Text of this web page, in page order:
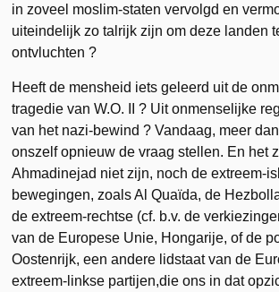
in zoveel moslim-staten vervolgd en
uiteindelijk zo talrijk zijn om deze landen
ontvluchten ?
Heeft de mensheid iets geleerd uit de
tragedie van W.O. II ? Uit onmenselijke
van het nazi-bewind ? Vandaag, meer
onszelf opnieuw de vraag stellen. En het
Ahmadinejad niet zijn, noch de extreem-
bewegingen, zoals Al Quaïda, de
de extreem-rechtse (cf. b.v. de
van de Europese Unie, Hongarije, of de
Oostenrijk, een andere lidstaat van de
extreem-linkse partijen,die ons in dat